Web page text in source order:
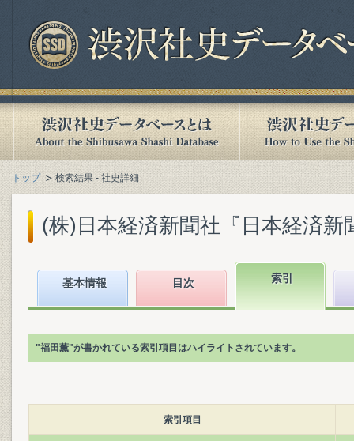
トップ 検索結果 - 社史詳細
(株)日本経済新聞社『日本経済新
基本情報 目次 索引
"福田薫"が書かれている索引項目はハイライトされています。
索引項目